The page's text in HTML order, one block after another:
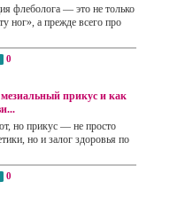
флеболога — это не только
ног», а прежде всего про
0
прикус и как
но прикус — не просто
но и залог здоровья по
0